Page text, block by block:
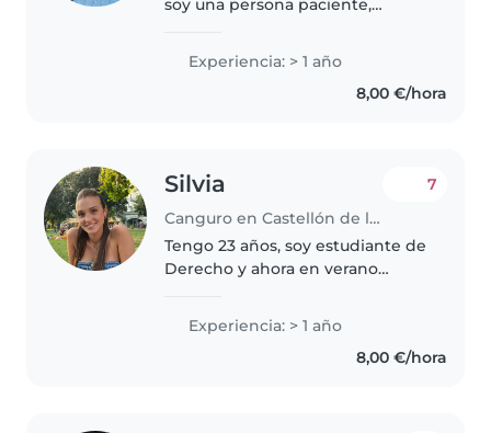
soy una persona paciente,
Estoy estudiando el grado
superior de educación infantil,
además estoy titulada en el
Experiencia: > 1 año
8,00 €/hora
Silvia
Canguro en Castellón de la Plana
7
Tengo 23 años, soy estudiante de
Derecho y ahora en verano
tengo mucha experiencia, salvo
alguna vez puntual. Me encantan
los niños y suelo conectar..
Experiencia: > 1 año
8,00 €/hora